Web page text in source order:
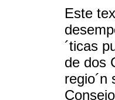
Este
´ticas
de dos
regio´n